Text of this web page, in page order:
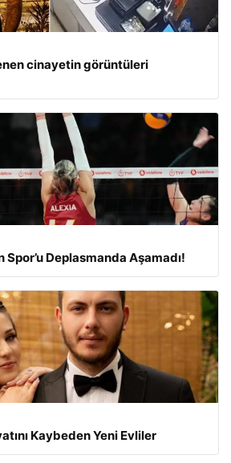
cinayetin görüntüleri
Deplasmanda Aşamadı!
Kaybeden Yeni Evliler